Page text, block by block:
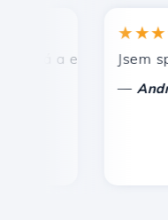
a efektivní technická
★★★★★
Jsem
Andrei